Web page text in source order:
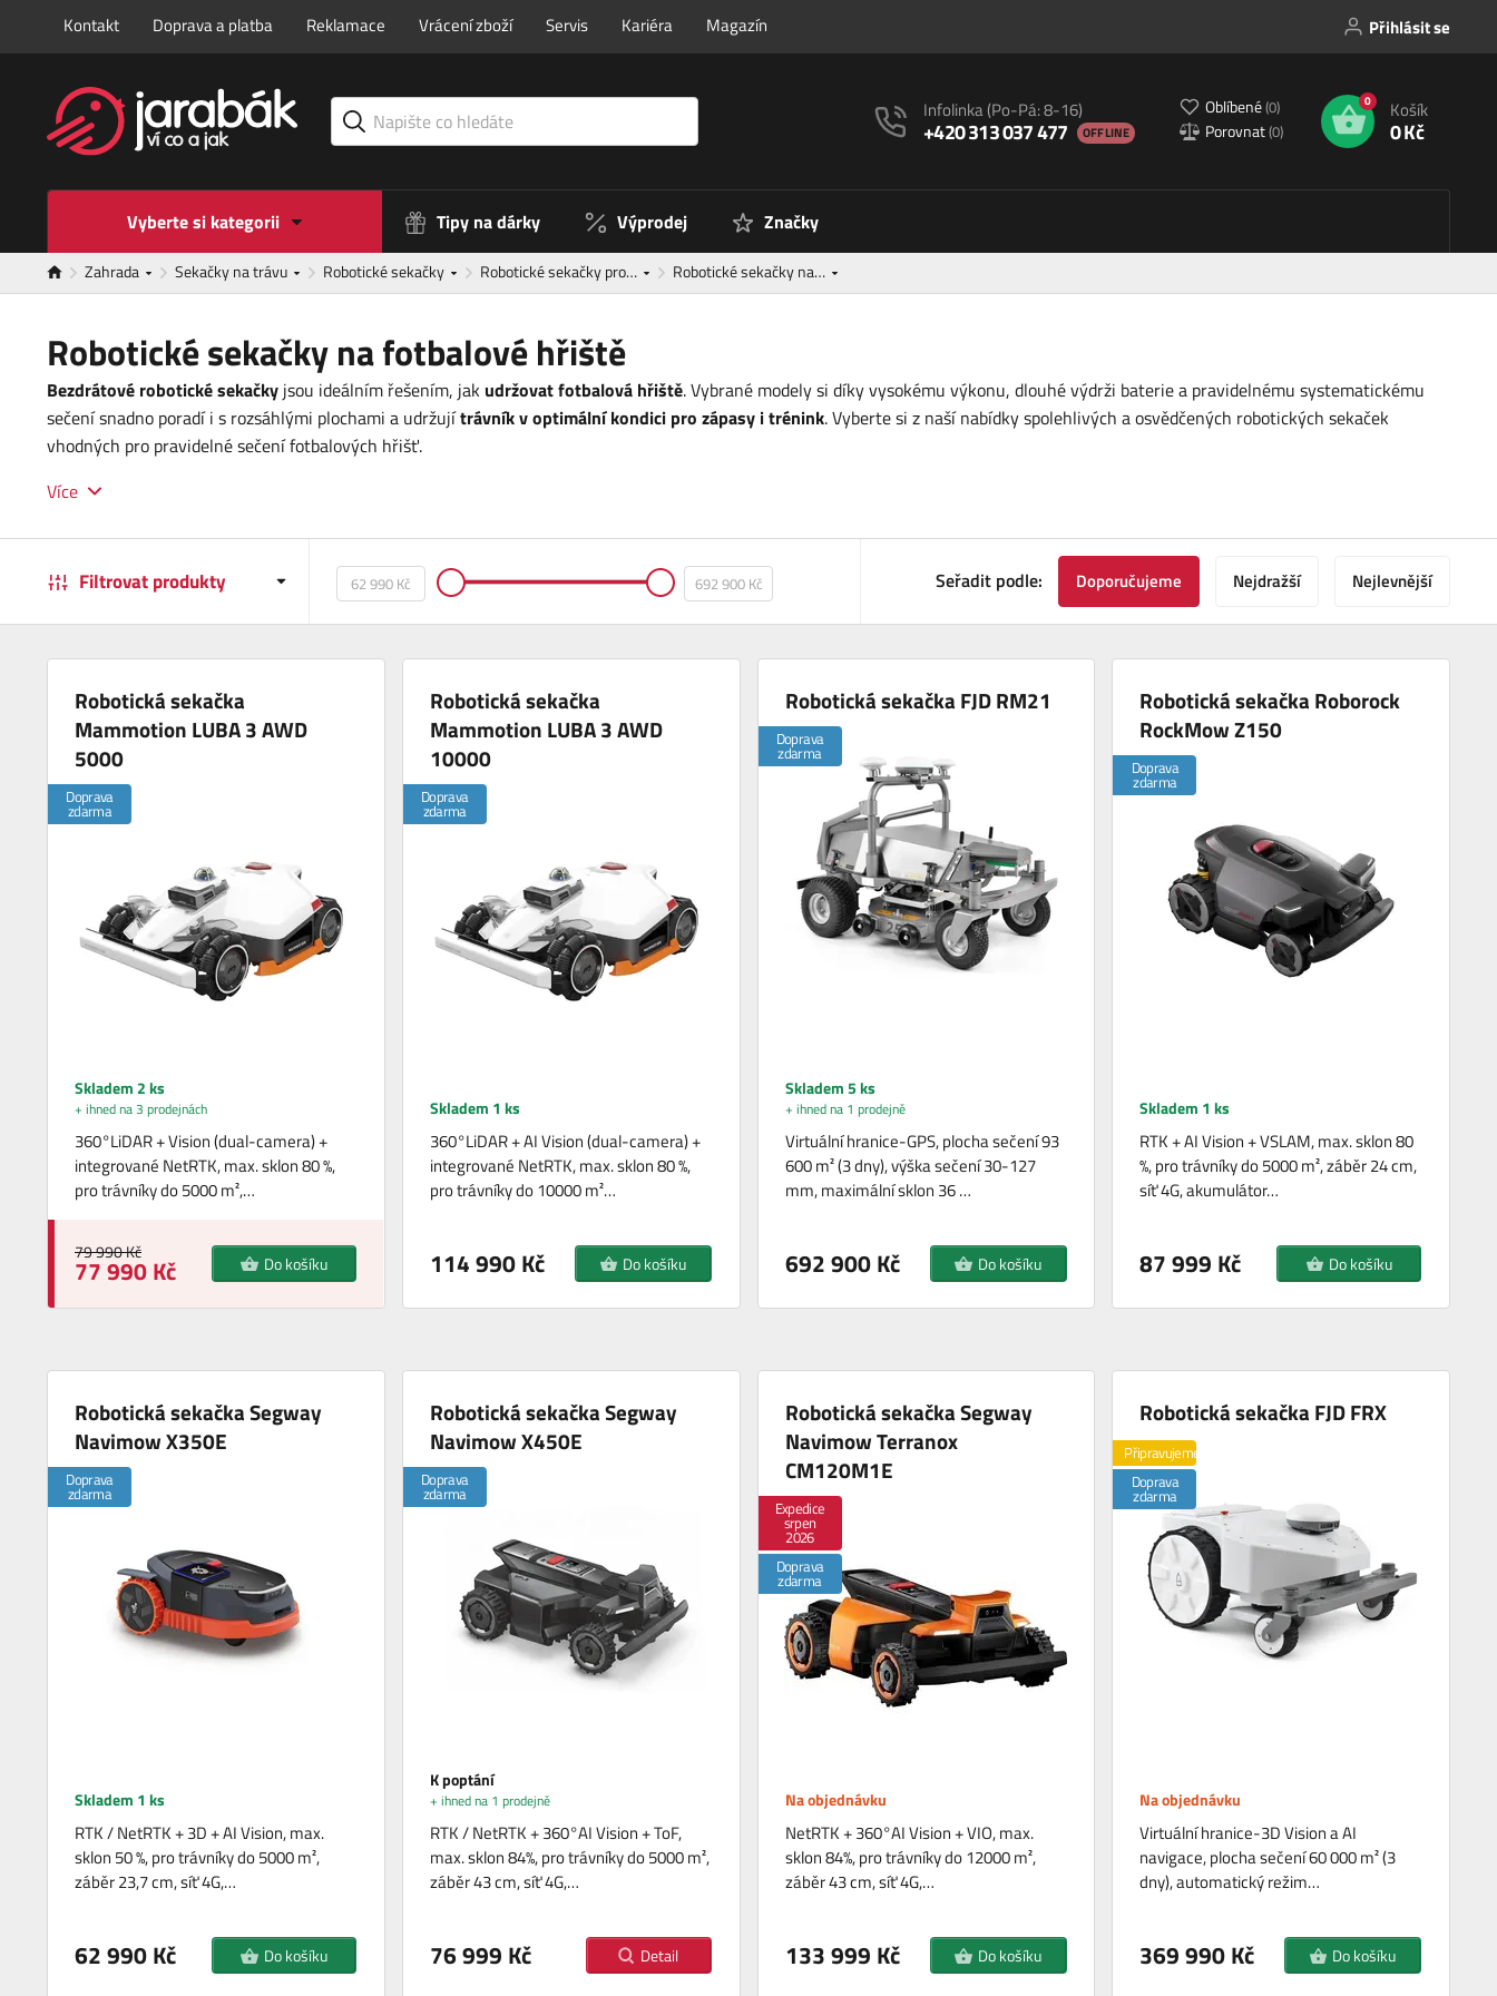
Kontakt Doprava a platba Reklamace Vrácení zboží Servis Kariéra Magazín Přihlásit se
Infolinka(Po-Pá: 8-16)
+420 313 037 477 OFFLINE
Oblíbené(0)
Porovnat(0)
0 Košík
0 Kč
Vyberte si kategorii Tipy na dárky Výprodej Značky
Zahrada Sekačky na trávu Robotické sekačky Robotické sekačky pro… Robotické sekačky na…
Robotické sekačky na fotbalové hřiště
Bezdrátové robotické sekačky jsou ideálním řešením, jak udržovat fotbalová hřiště. Vybrané modely si díky vysokému výkonu, dlouhé výdrži baterie a pravidelnému systematickému
sečení snadno poradí i s rozsáhlými plochami a udržujítrávník v optimální kondici pro zápasy i trénink. Vyberte si z naší nabídky spolehlivých a osvědčených robotických sekaček
vhodných pro pravidelné sečení fotbalových hřišť.
Více
Filtrovat produkty Seřadit podle: Doporučujeme Nejdražší Nejlevnější
Robotická sekačka
Mammotion LUBA 3 AWD
5000
Doprava
zdarma
Skladem 2 ks
+ ihned na 3 prodejnách
360°LiDAR + Vision (dual-camera) +
integrované NetRTK, max. sklon 80 %,
pro trávníky do 5000 m²,…
79 990 Kč
77 990 Kč Do košíku
Robotická sekačka
Mammotion LUBA 3 AWD
10000
Doprava
zdarma
Skladem 1 ks
360°LiDAR + AI Vision (dual-camera) +
integrované NetRTK, max. sklon 80 %,
pro trávníky do 10000 m²…
114 990 Kč Do košíku
Robotická sekačka FJD RM21
Doprava
zdarma
Skladem 5 ks
+ ihned na 1 prodejně
Virtuální hranice-GPS, plocha sečení 93
600 m² (3 dny), výška sečení 30-127
mm, maximální sklon 36 …
692 900 Kč Do košíku
Robotická sekačka Roborock
RockMow Z150
Doprava
zdarma
Skladem 1 ks
RTK + AI Vision + VSLAM, max. sklon 80
%, pro trávníky do 5000 m², záběr 24 cm,
síť 4G, akumulátor…
87 999 Kč Do košíku
Robotická sekačka Segway
Navimow X350E
Doprava
zdarma
Skladem 1 ks
RTK / NetRTK + 3D + AI Vision, max.
sklon 50 %, pro trávníky do 5000 m²,
záběr 23,7 cm, síť 4G,…
62 990 Kč Do košíku
Robotická sekačka Segway
Navimow X450E
Doprava
zdarma
K poptání
+ ihned na 1 prodejně
RTK / NetRTK + 360°AI Vision + ToF,
max. sklon 84%, pro trávníky do 5000 m²,
záběr 43 cm, síť 4G,…
76 999 Kč Detail
Robotická sekačka Segway
Navimow Terranox
CM120M1E
Expedice
srpen
2026
Doprava
zdarma
Na objednávku
NetRTK + 360°AI Vision + VIO, max.
sklon 84%, pro trávníky do 12000 m²,
záběr 43 cm, síť 4G,…
133 999 Kč Do košíku
Robotická sekačka FJD FRX
Připravujeme
Doprava
zdarma
Na objednávku
Virtuální hranice-3D Vision a AI
navigace, plocha sečení 60 000 m² (3
dny), automatický režim…
369 990 Kč Do košíku